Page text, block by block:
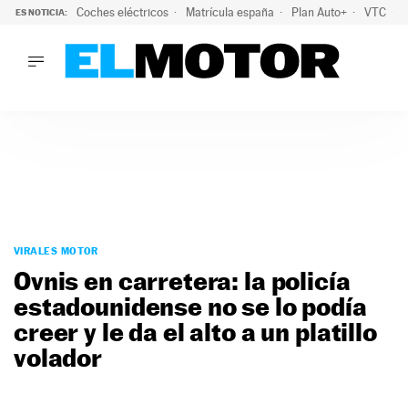
ES NOTICIA: Coches eléctricos Matrícula españa Plan Auto+ VTC
PODCAST
MOTOS
TECNOLOGÍA
MOTORTV
VIRALES MOTOR
Ovnis en carretera: la policía
estadounidense no se lo podía
creer y le da el alto a un platillo
volador